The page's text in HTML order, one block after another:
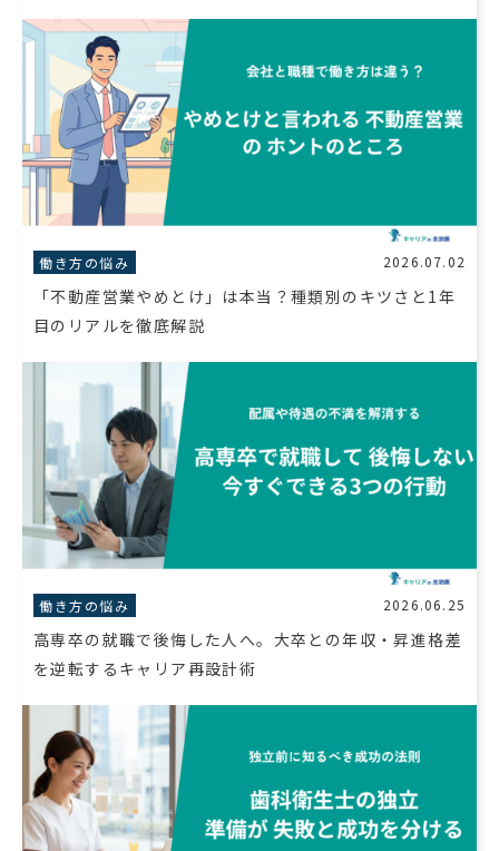
働き方の悩み 2026.07.02
「不動産営業やめとけ」は本当？種類別のキツさと1年
目のリアルを徹底解説
働き方の悩み 2026.06.25
高専卒の就職で後悔した人へ。大卒との年収・昇進格差
を逆転するキャリア再設計術